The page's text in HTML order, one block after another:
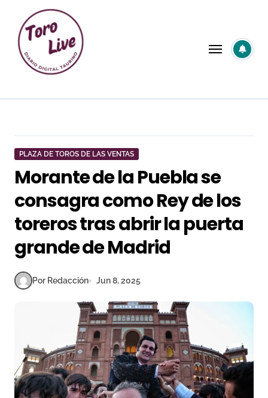
contenido
PLAZA DE TOROS DE LAS VENTAS
Morante de la Puebla se
consagra como Rey de los
toreros tras abrir la puerta
grande de Madrid
Por Redacción Jun 8, 2025